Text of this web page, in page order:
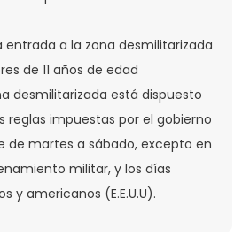
entrada a la zona desmilitarizada
de 11 años de edad
desmilitarizada está dispuesto
reglas impuestas por el gobierno
de martes a sábado, excepto en
militar, y los días
y americanos (E.E.U.U).